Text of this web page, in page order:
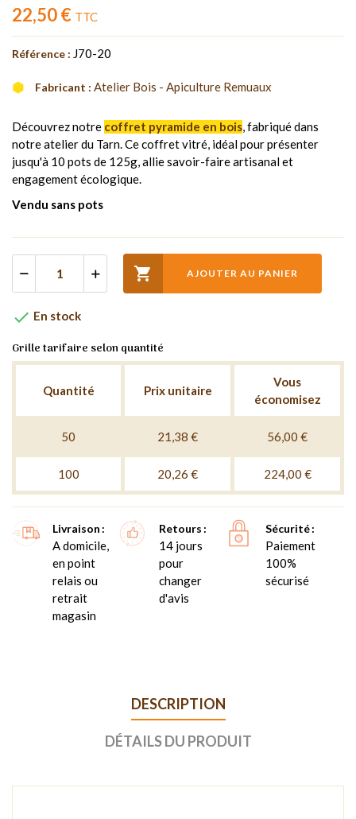
22,50 € TTC
Référence : J70-20
Fabricant : Atelier Bois - Apiculture Remuaux
Découvrez notre coffret pyramide en bois, fabriqué dans
notre atelier du Tarn. Ce coffret vitré, idéal pour présenter
jusqu'à 10 pots de 125g, allie savoir-faire artisanal et
engagement écologique.
Vendu sans pots
 AJOUTER AU PANIER
 En stock
Grille tarifaire selon quantité
Quantité Prix unitaire
Vous
économisez
50 21,38 € 56,00 €
100 20,26 € 224,00 €
Livraison
A domicile,
en point
relais ou
retrait
magasin
Retours
14 jours
pour
changer
d'avis
Sécurité
Paiement
100%
sécurisé
DESCRIPTION
DÉTAILS DU PRODUIT